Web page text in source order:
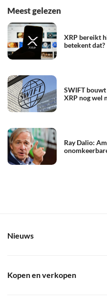
Meest gelezen
XRP bereikt
betekent dat?
SWIFT
XRP nog wel
Ray Dalio:
Nieuws
Kopen en verkopen